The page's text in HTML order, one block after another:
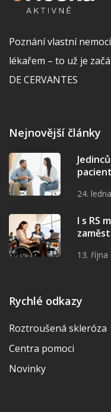
Poznání vlastní
lékařem – to už je
DE CERVANTES
Nejnovější články
24.
I s RS
13. října
Rychlé odkazy
Roztroušená skleróza
Centra pomoci
Novinky